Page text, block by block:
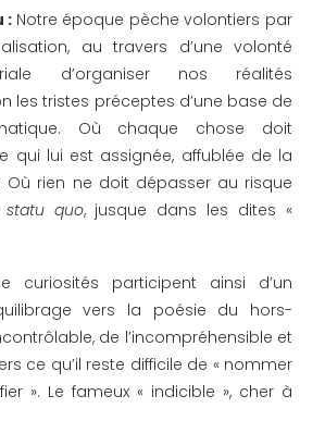
: Notre époque pèche volontiers par
au travers d’une volonté
d’organiser nos réalités
les tristes préceptes d’une base de
Où chaque chose doit
qui lui est assignée, affublée de la
Où rien ne doit dépasser au risque
statu quo, jusque dans les dites «
curiosités participent ainsi d’un
vers la poésie du hors-
de l’incompréhensible et
ce qu’il reste difficile de « nommer
». Le fameux « indicible », cher à